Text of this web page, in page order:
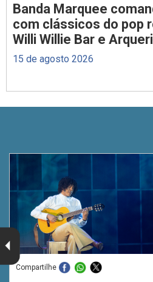
Banda Marquee
com clássicos do pop
Willi Willie Bar e
15 de agosto 2026
Compartilhe